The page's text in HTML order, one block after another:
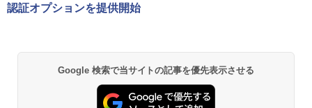
認証オプションを提供開始
Google 検索で当サイトの記事を優先表示させる